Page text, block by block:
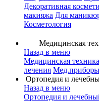
Декоративная
макияжа Для
Косметология
Медицинская
Назад в меню
Медицинская техника
лечения Мед.приборы
Ортопедия и
Назад в меню
Ортопедия и